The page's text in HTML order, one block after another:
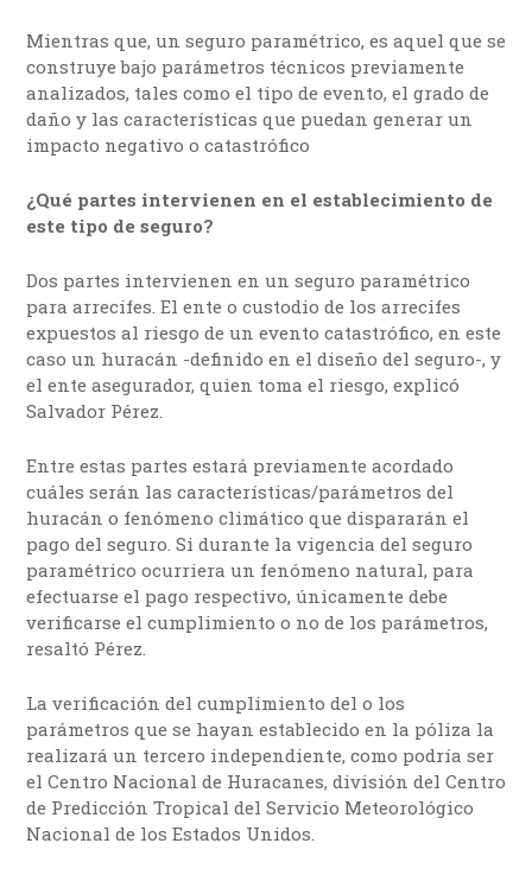
Mientras que, un seguro paramétrico, es aquel que se
construye bajo parámetros técnicos previamente
analizados, tales como el tipo de evento, el grado de
daño y las características que puedan generar un
impacto negativo o catastrófico
¿Qué partes intervienen en el establecimiento de
este tipo de seguro?
Dos partes intervienen en un seguro paramétrico
para arrecifes. El ente o custodio de los arrecifes
expuestos al riesgo de un evento catastrófico, en este
caso un huracán -definido en el diseño del seguro-, y
el ente asegurador, quien toma el riesgo, explicó
Salvador Pérez.
Entre estas partes estará previamente acordado
cuáles serán las características/parámetros del
huracán o fenómeno climático que dispararán el
pago del seguro. Si durante la vigencia del seguro
paramétrico ocurriera un fenómeno natural, para
efectuarse el pago respectivo, únicamente debe
verificarse el cumplimiento o no de los parámetros,
resaltó Pérez.
La verificación del cumplimiento del o los
parámetros que se hayan establecido en la póliza la
realizará un tercero independiente, como podría ser
el Centro Nacional de Huracanes, división del Centro
de Predicción Tropical del Servicio Meteorológico
Nacional de los Estados Unidos.